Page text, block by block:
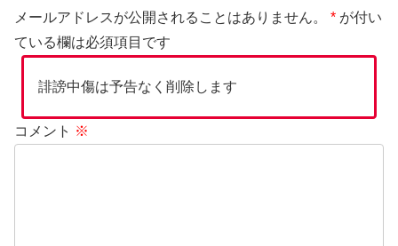
メールアドレスが公開されることはありません。 * が付い
ている欄は必須項目です
誹謗中傷は予告なく削除します
コメント ※